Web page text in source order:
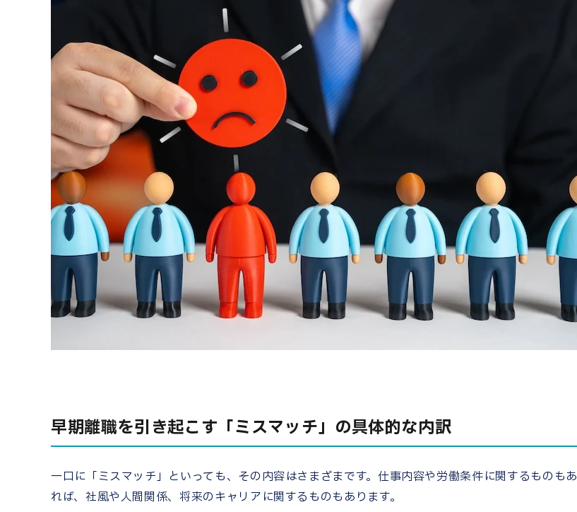
早期離職を引き起こす「ミスマッチ」の具体的な内訳
一口に「ミスマッチ」といっても、その内容はさまざまです。仕事内容や労働条件に関するものもあ
れば、社風や人間関係、将来のキャリアに関するものもあります。